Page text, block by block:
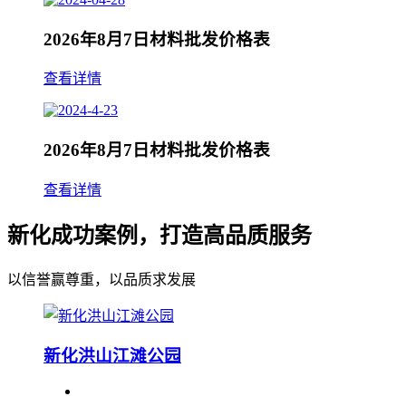
2026年8月7日材料批发价格表
查看详情
2026年8月7日材料批发价格表
查看详情
新化成功案例，打造高品质服务
以信誉赢尊重，以品质求发展
新化洪山江滩公园